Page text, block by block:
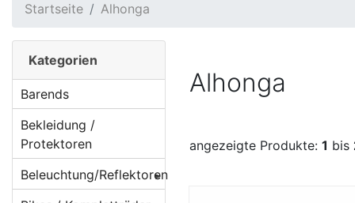
Startseite Alhonga
Alhonga
angezeigte Produkte: 1 bis
Kategorien
Barends
Bekleidung /
Protektoren
Beleuchtung/Reflektoren